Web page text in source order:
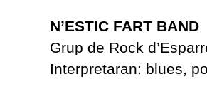
N’ESTIC FART BAND
Grup de Rock
Interpretaran: blues,